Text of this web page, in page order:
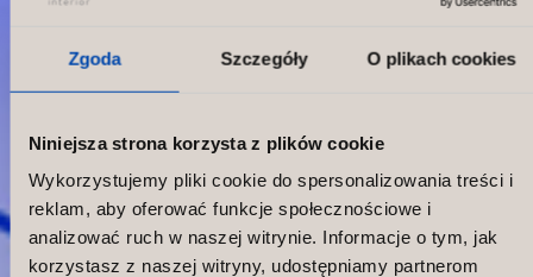
Zgoda Szczegóły O plikach cookies
Niniejsza strona korzysta z plików cookie
Wykorzystujemy pliki cookie do spersonalizowania treści i
reklam, aby oferować funkcje społecznościowe i
analizować ruch w naszej witrynie. Informacje o tym, jak
korzystasz z naszej witryny, udostępniamy partnerom